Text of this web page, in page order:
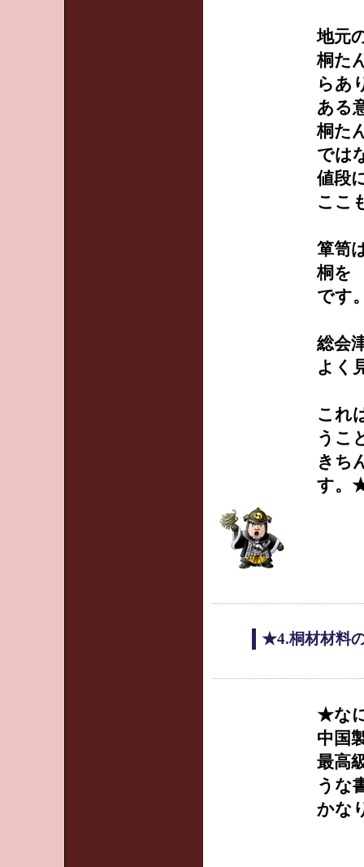
地元
桐た
らあ
ある
桐た
では
値段
ここ
箪笥
桐を
です
総会
よく
これ
うこ
きち
す。
★4.桐材材料
★な
中国
最高
うな
かな